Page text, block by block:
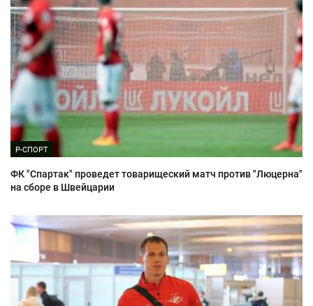
Р-СПОРТ
ФК "Спартак" проведет товарищеский матч против "Люцерна"
на сборе в Швейцарии